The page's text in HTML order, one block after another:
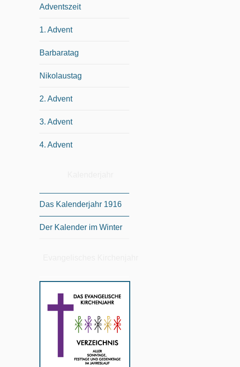
Adventszeit
1. Advent
Barbaratag
Nikolaustag
2. Advent
3. Advent
4. Advent
Das Kalenderjahr 1916
Der Kalender im Winter